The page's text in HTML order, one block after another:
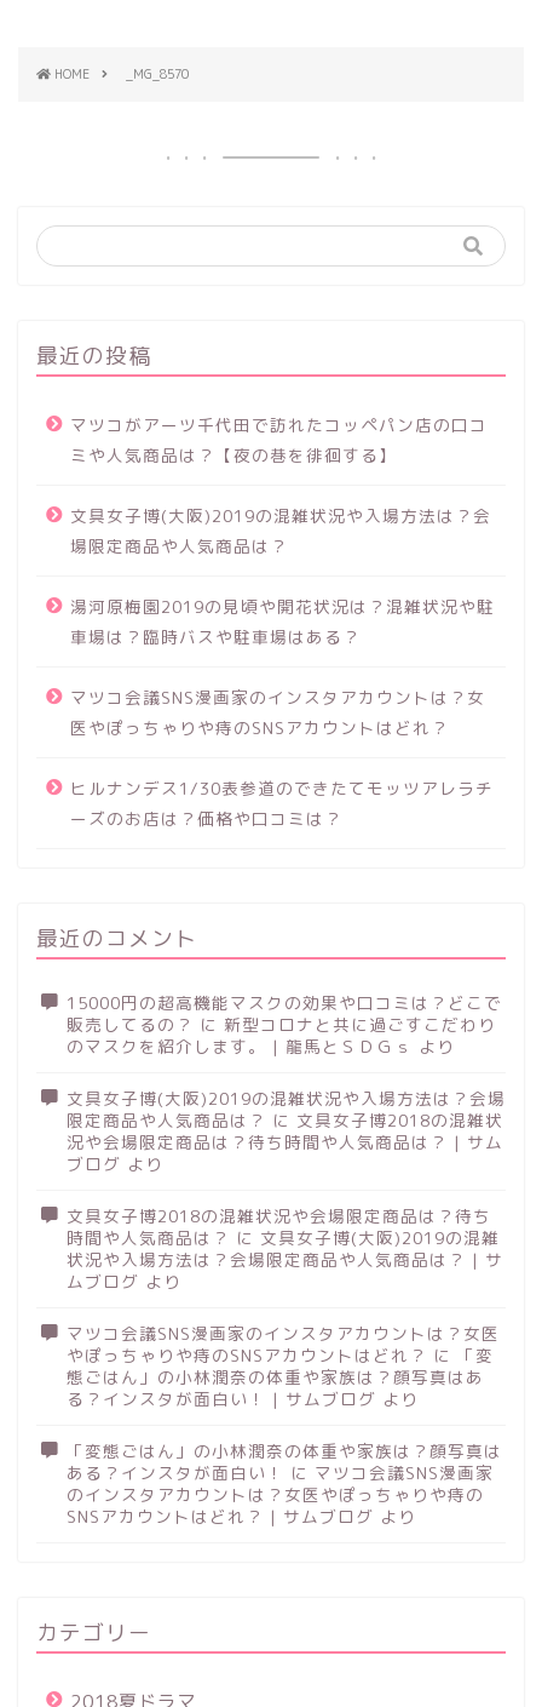
HOME _MG_8570
最近の投稿
マツコがアーツ千代田で訪れたコッペパン店の口コ
ミや人気商品は？【夜の巷を徘徊する】
文具女子博(大阪)2019の混雑状況や入場方法は？会
場限定商品や人気商品は？
湯河原梅園2019の見頃や開花状況は？混雑状況や駐
車場は？臨時バスや駐車場はある？
マツコ会議SNS漫画家のインスタアカウントは？女
医やぽっちゃりや痔のSNSアカウントはどれ？
ヒルナンデス1/30表参道のできたてモッツアレラチ
ーズのお店は？価格や口コミは？
最近のコメント
15000円の超高機能マスクの効果や口コミは？どこで
販売してるの？ に 新型コロナと共に過ごすこだわり
のマスクを紹介します。 | 龍馬とＳＤＧｓ
より
文具女子博(大阪)2019の混雑状況や入場方法は？会場
限定商品や人気商品は？ に 文具女子博2018の混雑状
況や会場限定商品は？待ち時間や人気商品は？ | サム
ブログ より
文具女子博2018の混雑状況や会場限定商品は？待ち
時間や人気商品は？ に 文具女子博(大阪)2019の混雑
状況や入場方法は？会場限定商品や人気商品は？ | サ
ムブログ より
マツコ会議SNS漫画家のインスタアカウントは？女医
やぽっちゃりや痔のSNSアカウントはどれ？ に
「変
態ごはん」の小林潤奈の体重や家族は？顔写真はあ
る？インスタが面白い！ | サムブログ より
「変態ごはん」の小林潤奈の体重や家族は？顔写真は
ある？インスタが面白い！
に マツコ会議SNS漫画家
のインスタアカウントは？女医やぽっちゃりや痔の
SNSアカウントはどれ？ | サムブログ より
カテゴリー
2018夏ドラマ